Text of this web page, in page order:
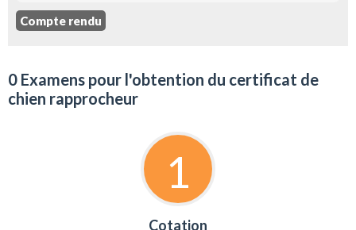
Compte rendu
0 Examens pour l'obtention du certificat de
chien rapprocheur
1
Cotation